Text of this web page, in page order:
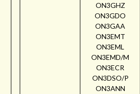
ON3GHZ
ON3GDO
ON3GAA
ON3EMT
ON3EML
ON3EMD/M
ON3ECR
ON3DSO/P
ON3ANN